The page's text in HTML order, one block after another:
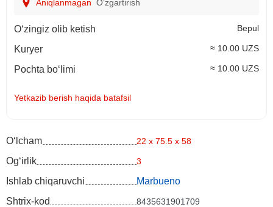
Aniqlanmagan O‘zgartirish
O‘zingiz olib ketish Bepul
Kuryer ≈ 10.00 UZS
Pochta bo‘limi ≈ 10.00 UZS
Yetkazib berish haqida batafsil
O‘lcham 22 x 75.5 x 58
Og‘irlik 3
Ishlab chiqaruvchi
Marbueno
Shtrix-kod
8435631901709